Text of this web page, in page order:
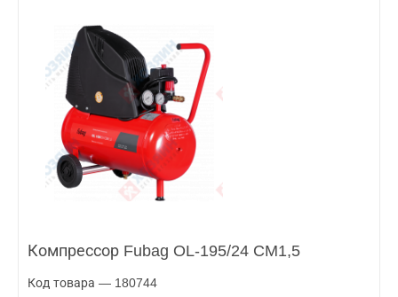
Компрессор Fubag OL-195/24 CM1,5
Код товара — 180744